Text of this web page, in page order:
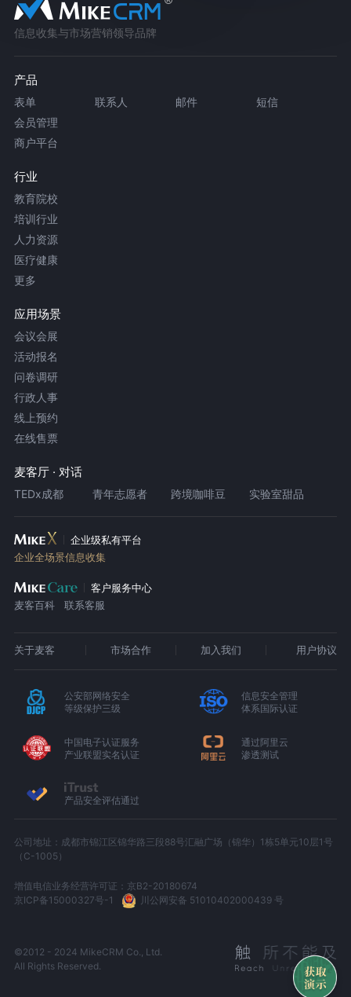
信息收集与市场营销领导品牌
产品
表单 联系人 邮件
短信
会员管理
商户平台
行业
教育院校
培训行业
人力资源
医疗健康
更多
应用场景
会议会展
活动报名
问卷调研
行政人事
线上预约
在线售票
麦客厅 · 对话
TEDx成都 青年志愿者 跨境咖啡豆 实验室甜品
企业级私有平台
企业全场景信息收集
客户服务中心
麦客百科
联系客服
关于麦客 市场合作 加入我们 用户协议
公安部网络安全
等级保护三级
信息安全管理
体系国际认证
中国电子认证服务
产业联盟实名认证
通过阿里云
渗透测试
产品安全评估通过
公司地址：成都市锦江区锦华路三段88号汇融广场（锦华）1栋5单元10层1号
（C-1005）
增值电信业务经营许可证：京B2-20180674
京ICP备15000327号-1
川公网安备 51010402000439 号
©2012 - 2024 MikeCRM Co., Ltd.
All Rights Reserved.